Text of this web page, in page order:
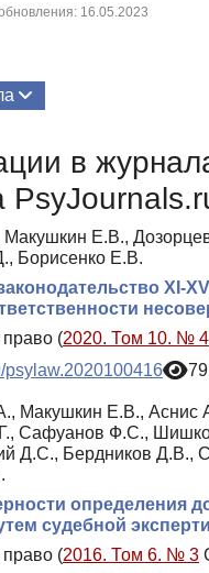
16.05.2023
в
Е.В.,
Борисенко Е.В.
XI-
право (2020. Том 10. № 4
psylaw.2020100416
Макушкин Е.В., Аснис
Сафуанов Ф.С.,
Д.С., Бердников Д.В.,
определения
судебной
право (2016. Том 6. № 3